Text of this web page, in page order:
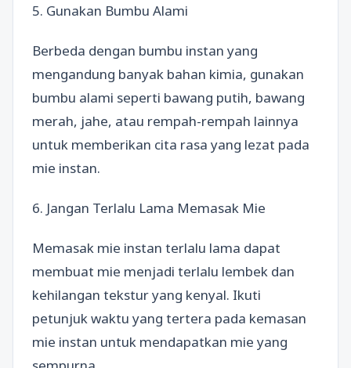
5. Gunakan Bumbu Alami
Berbeda dengan bumbu instan yang
mengandung banyak bahan kimia, gunakan
bumbu alami seperti bawang putih, bawang
merah, jahe, atau rempah-rempah lainnya
untuk memberikan cita rasa yang lezat pada
mie instan.
6. Jangan Terlalu Lama Memasak Mie
Memasak mie instan terlalu lama dapat
membuat mie menjadi terlalu lembek dan
kehilangan tekstur yang kenyal. Ikuti
petunjuk waktu yang tertera pada kemasan
mie instan untuk mendapatkan mie yang